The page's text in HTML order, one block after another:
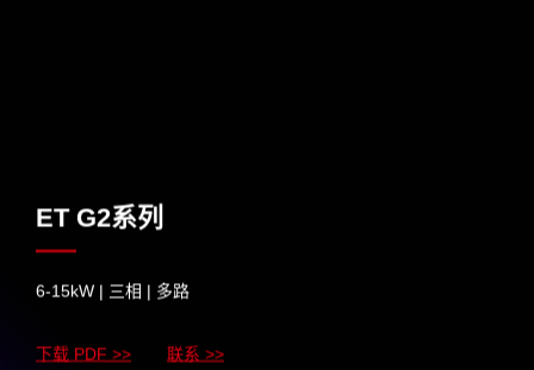
ET G2系列
6-15kW | 三相 | 多路
下载 PDF >> 联系 >>